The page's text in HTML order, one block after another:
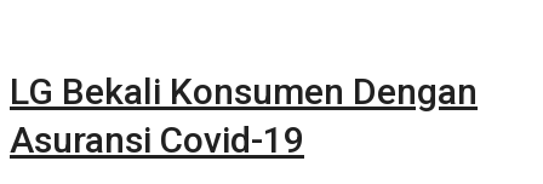
LG Bekali Konsumen Dengan
Asuransi Covid-19